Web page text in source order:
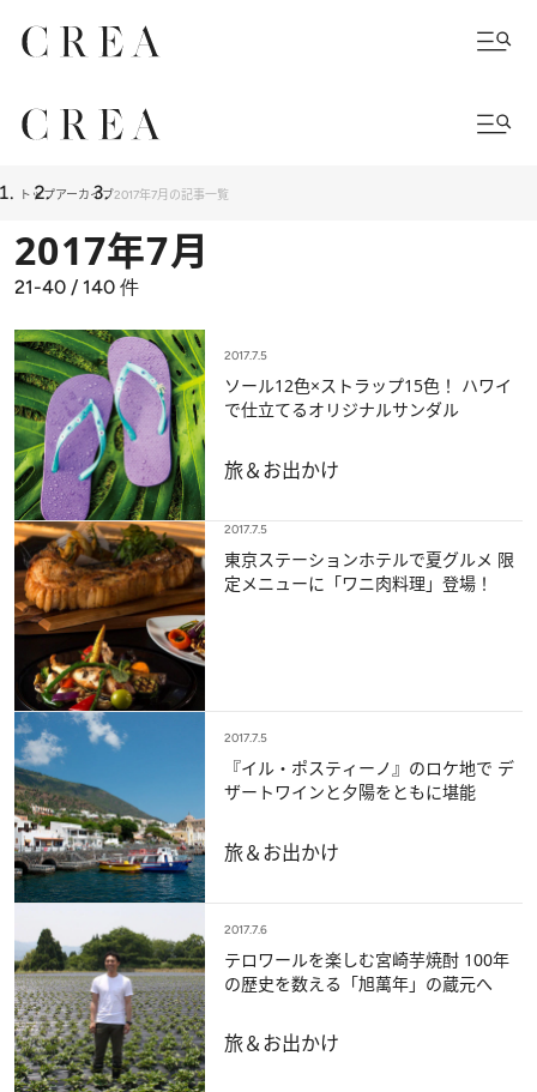
トップアーカイブ2017年7月の記事一覧
2017年7月
21-40 / 140 件
2017.7.5
ソール12色×ストラップ15色！ ハワイ
で仕立てるオリジナルサンダル
旅＆お出かけ
2017.7.5
東京ステーションホテルで夏グルメ 限
定メニューに「ワニ肉料理」登場！
2017.7.5
『イル・ポスティーノ』のロケ地で デ
ザートワインと夕陽をともに堪能
旅＆お出かけ
2017.7.6
テロワールを楽しむ宮崎芋焼酎 100年
の歴史を数える「旭萬年」の蔵元へ
旅＆お出かけ